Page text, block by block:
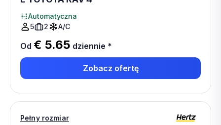
Automatyczna
5
2 A/C
Od € 5.65 dziennie *
Zobacz ofertę
Pełny rozmiar